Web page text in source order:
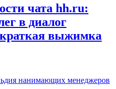
чата hh.ru:
в диалог
выжимка